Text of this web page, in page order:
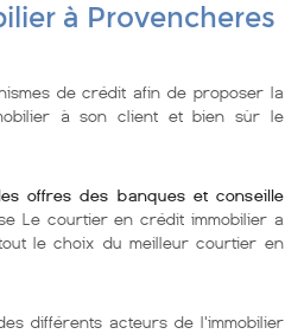
à Provencheres
de crédit afin de proposer la
à son client et bien sùr le
offres des banques et conseille
Le courtier en crédit immobilier a
le choix du meilleur courtier en
différents acteurs de l'immobilier